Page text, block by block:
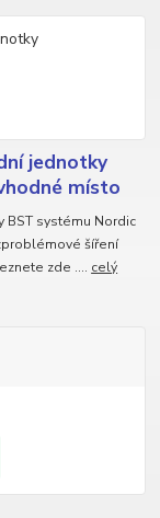
jednotky
místo
BST systému Nordic
šíření
zde .... celý